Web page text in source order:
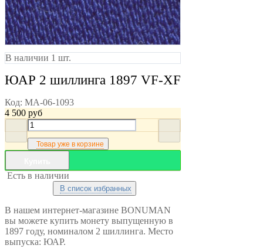
В наличии 1 шт.
ЮАР 2 шиллинга 1897 VF-XF
Код: MA-06-1093
4 500 руб
Товар уже в корзине
Есть в наличии
В список избранных
В нашем интернет-магазине BONUMAN
вы можете купить монету выпущенную в
1897 году, номиналом 2 шиллинга. Место
выпуска: ЮАР.